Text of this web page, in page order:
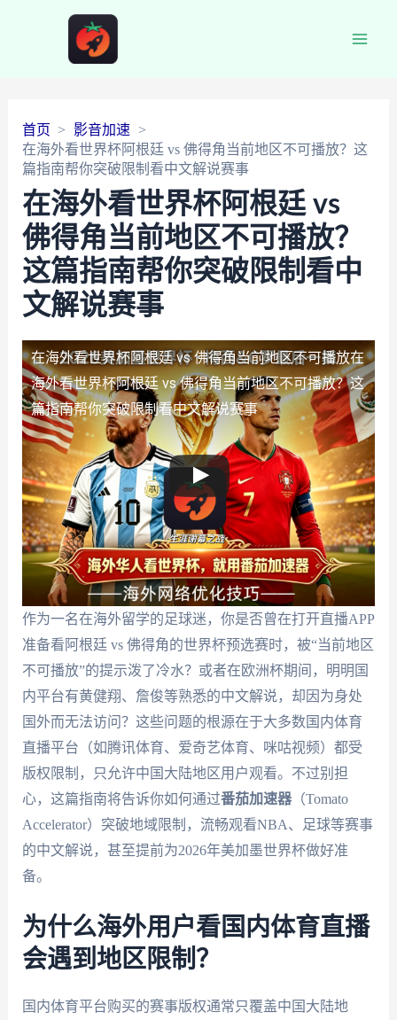
首页
影音加速
在海外看世界杯阿根廷 vs 佛得角当前地区不可播放？这
篇指南帮你突破限制看中文解说赛事
在海外看世界杯阿根廷 vs
佛得角当前地区不可播放？
这篇指南帮你突破限制看中
文解说赛事
在海外看世界杯阿根廷 vs 佛得角当前地区不可播放在
海外看世界杯阿根廷 vs 佛得角当前地区不可播放？这
篇指南帮你突破限制看中文解说赛事
作为一名在海外留学的足球迷，你是否曾在打开直播APP
准备看阿根廷 vs 佛得角的世界杯预选赛时，被“当前地区
不可播放”的提示泼了冷水？或者在欧洲杯期间，明明国
内平台有黄健翔、詹俊等熟悉的中文解说，却因为身处
国外而无法访问？这些问题的根源在于大多数国内体育
直播平台（如腾讯体育、爱奇艺体育、咪咕视频）都受
版权限制，只允许中国大陆地区用户观看。不过别担
心，这篇指南将告诉你如何通过番茄加速器（Tomato
Accelerator）突破地域限制，流畅观看NBA、足球等赛事
的中文解说，甚至提前为2026年美加墨世界杯做好准
备。
为什么海外用户看国内体育直播
会遇到地区限制？
国内体育平台购买的赛事版权通常只覆盖中国大陆地